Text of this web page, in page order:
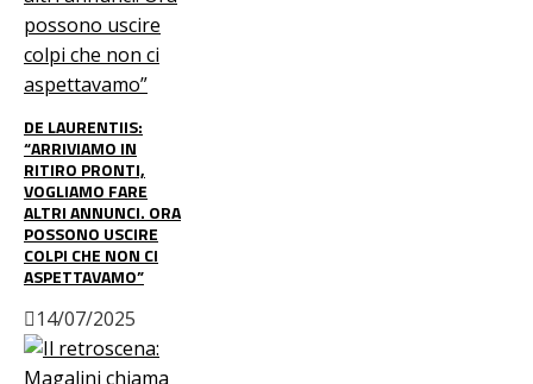
DE LAURENTIIS:
“ARRIVIAMO IN
RITIRO PRONTI,
VOGLIAMO FARE
ALTRI ANNUNCI. ORA
POSSONO USCIRE
COLPI CHE NON CI
ASPETTAVAMO”
14/07/2025